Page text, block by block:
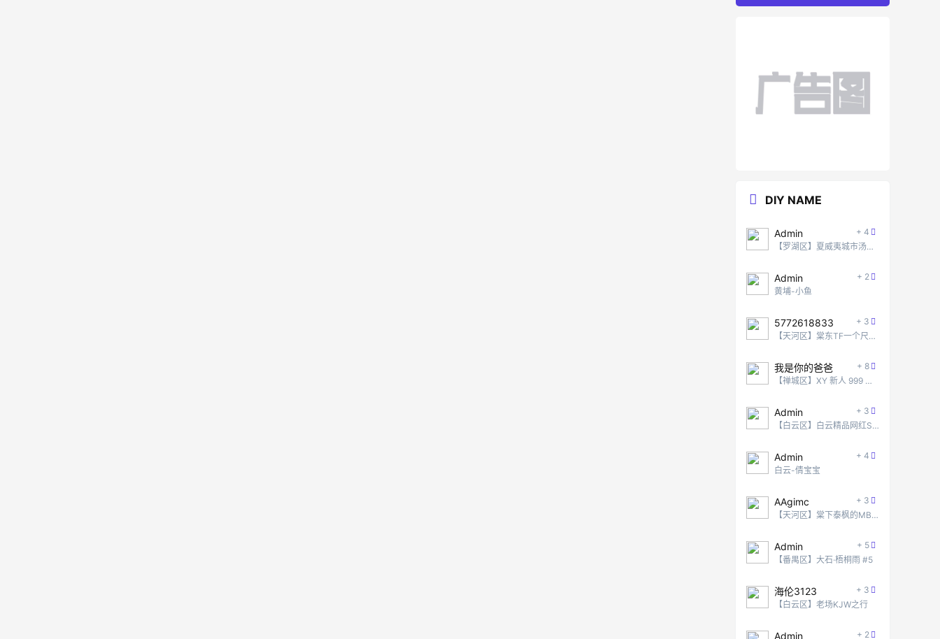
DIY NAME
Admin
+ 4
【罗湖区】夏威夷城市汤泉 #2
Admin
+ 2
黄埔-小鱼
5772618833
+ 3
【天河区】棠东TF一个尺度还不错的地方
我是你的爸爸
+ 8
【禅城区】XY 新人 999 无脑冲！
Admin
+ 3
【白云区】白云精品网红SPA #5
Admin
+ 4
白云-倩宝宝
AAgimc
+ 3
【天河区】棠下泰枫的MB项目
Admin
+ 5
【番禺区】大石·梧桐雨 #5
海伦3123
+ 3
【白云区】老场KJW之行
Admin
+ 2